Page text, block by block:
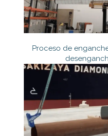
Proceso de